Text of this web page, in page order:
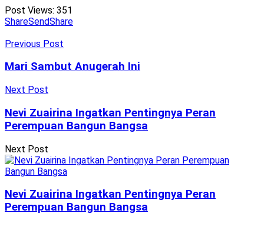
Post Views: 351
ShareSendShare
Previous Post
Mari Sambut Anugerah Ini
Next Post
Nevi Zuairina Ingatkan Pentingnya Peran
Perempuan Bangun Bangsa
Next Post
Nevi Zuairina Ingatkan Pentingnya Peran
Perempuan Bangun Bangsa